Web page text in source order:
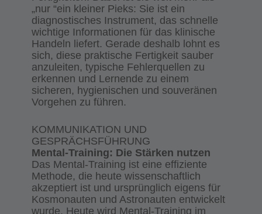
„nur “ein kleiner Pieks: Sie ist ein
diagnostisches Instrument, das schnelle
wichtige Informationen für das klinische
Handeln liefert. Gerade deshalb lohnt es
sich, diese praktische Fertigkeit sauber
anzuleiten, typische Fehlerquellen zu
erkennen und Lernende zu einem
sicheren, hygienischen und souveränen
Vorgehen zu führen.
KOMMUNIKATION UND
GESPRÄCHSFÜHRUNG
Mental-Training: Die Stärken nutzen
Das Mental-Training ist eine effiziente
Methode, die heute wissenschaftlich
akzeptiert ist und ursprünglich eigens für
Kosmonauten und Astronauten entwickelt
wurde. Heute wird Mental-Training im